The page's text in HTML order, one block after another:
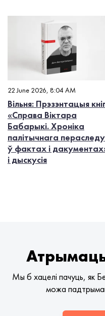
22 June 2026, 8:04 AM
Вільня: Прэзэнтацыя
«Справа Віктара
Бабарыкі. Хроніка
палітычнага пераследу
ў фактах і
і дыскусія
Мы б хацелі пачуць, як
можа